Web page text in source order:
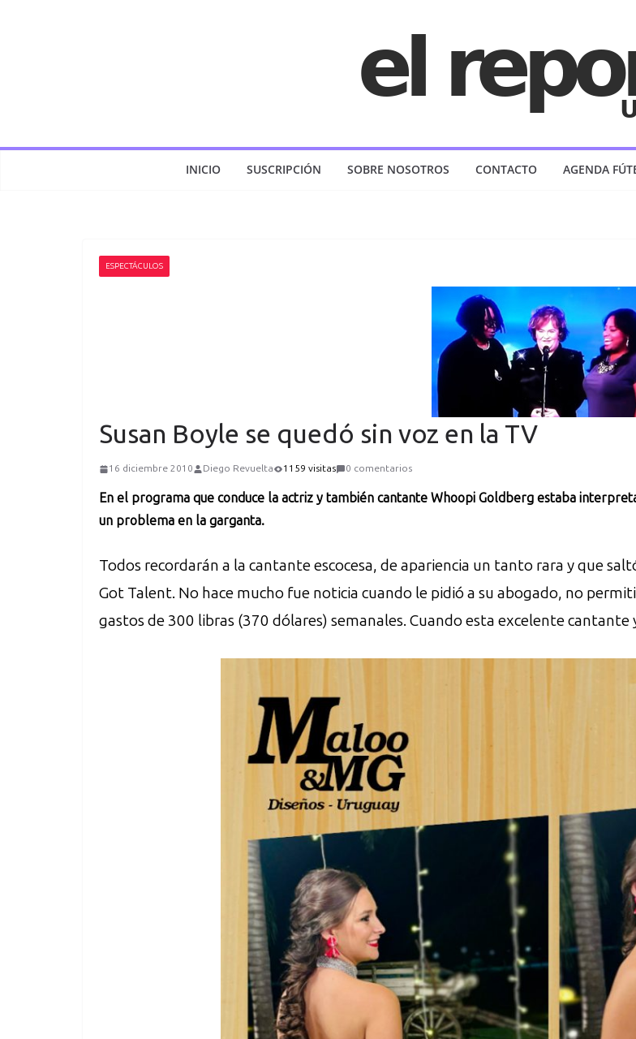
INICIO SUSCRIPCIÓN SOBRE NOSOTROS CONTACTO AGENDA
ESPECTÁCULOS
Susan Boyle se quedó sin voz en la TV
16 diciembre 2010 Diego Revuelta 1159 visitas 0 comentarios
En el programa que conduce la actriz y también cantante Whoopi Goldberg estaba
un problema en la garganta.
Todos recordarán a la cantante escocesa, de apariencia un tanto rara y que
Got Talent. No hace mucho fue noticia cuando le pidió a su abogado, no
gastos de 300 libras (370 dólares) semanales. Cuando esta excelente